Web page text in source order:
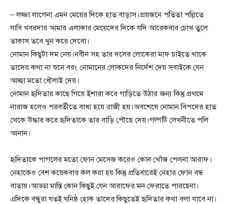
– লজ্জা লাগেনা এমন মেয়ের দিকে হাত বাড়াস।প্রয়জনে পতিতা পল্লিতে
যাবি খবরদার আমার এলাকার মেয়েদের দিকে যদি আরেকবার চোখ তুলে
তাকাস তবে খুন করে দেবো।
নোমান কিছুটা দম নেয়।নবীন সহ তার দলের লোকেরা মাফ চাইতে থাকে
তাদের কথা না শুনে বরং নোমানের লোকদের নির্দেশ দেয় সবাইকে যেন
আচ্ছা মতো ধৌলাই দেয়।
নোমান হৃদিতার কাছে গিয়ে ইশারা করে গাড়িতে উঠার জন্য কিন্তু প্রথমে
নারাজ হলেও পরবর্তীতে বাধ্য হয়ে রাজী হয়।অবশেষে নোমান বিপদের হাত
থেকে উদ্ধার করে হৃদিতাকে তার বাড়ি পৌছে দেয়।গল্পটি লেখনীতে পলি
আনান।
হৃদিতাকে পাগলের মতো ফোন মেসেজ করেও কোন খোঁজ পেলনা আরাফ।
নেহাকেও বেশ কয়েকবার কল করা হয় কিন্তু প্রতিবারেই নেহার ফোন বন্ধ
বাতায়।আড্ডা মাস্তি কোন কিছুই যেন আরাফের মন ফেরাতে পারছেনা।
এদিকে বন্ধুরা যতই ঘনিষ্ঠ হোক তাদের কিছুতেই হৃদিতার কথা বলা যাবে না।